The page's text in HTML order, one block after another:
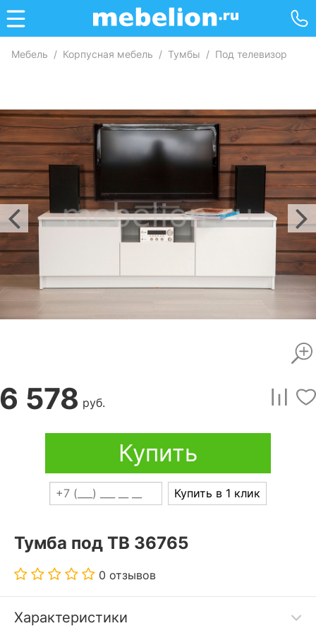
Мебель / Корпусная мебель / Тумбы / Под телевизор
6 578 руб.
Купить
Купить в 1 клик
Тумба под ТВ 36765
0 отзывов
Характеристики